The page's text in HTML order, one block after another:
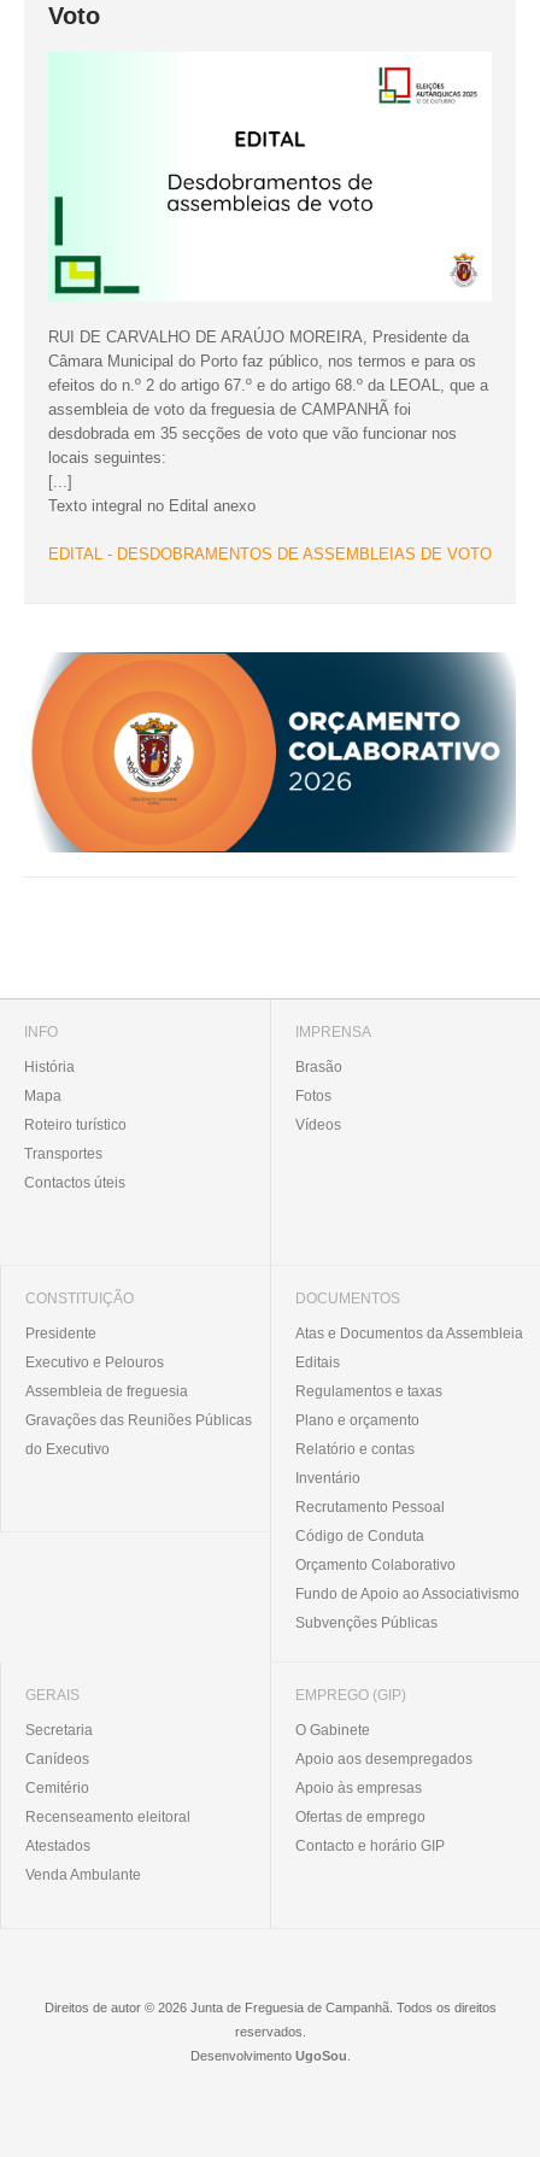
Voto
RUI DE CARVALHO DE ARAÚJO MOREIRA, Presidente da
Câmara Municipal do Porto faz público, nos termos e para os
efeitos do n.º 2 do artigo 67.º e do artigo 68.º da LEOAL, que a
assembleia de voto da freguesia de CAMPANHÃ foi
desdobrada em 35 secções de voto que vão funcionar nos
locais seguintes:
[...]
Texto integral no Edital anexo
EDITAL - DESDOBRAMENTOS DE ASSEMBLEIAS DE VOTO
INFO
História
Mapa
Roteiro turístico
Transportes
Contactos úteis
IMPRENSA
Brasão
Fotos
Vídeos
CONSTITUIÇÃO
Presidente
Executivo e Pelouros
Assembleia de freguesia
Gravações das Reuniões Públicas
do Executivo
DOCUMENTOS
Atas e Documentos da Assembleia
Editais
Regulamentos e taxas
Plano e orçamento
Relatório e contas
Inventário
Recrutamento Pessoal
Código de Conduta
Orçamento Colaborativo
Fundo de Apoio ao Associativismo
Subvenções Públicas
GERAIS
Secretaria
Canídeos
Cemitério
Recenseamento eleitoral
Atestados
Venda Ambulante
EMPREGO (GIP)
O Gabinete
Apoio aos desempregados
Apoio às empresas
Ofertas de emprego
Contacto e horário GIP
Direitos de autor © 2026 Junta de Freguesia de Campanhã. Todos os direitos
reservados.
Desenvolvimento UgoSou